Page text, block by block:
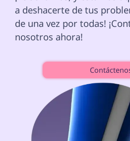
a deshacerte de tus
de una vez por todas!
nosotros ahora!